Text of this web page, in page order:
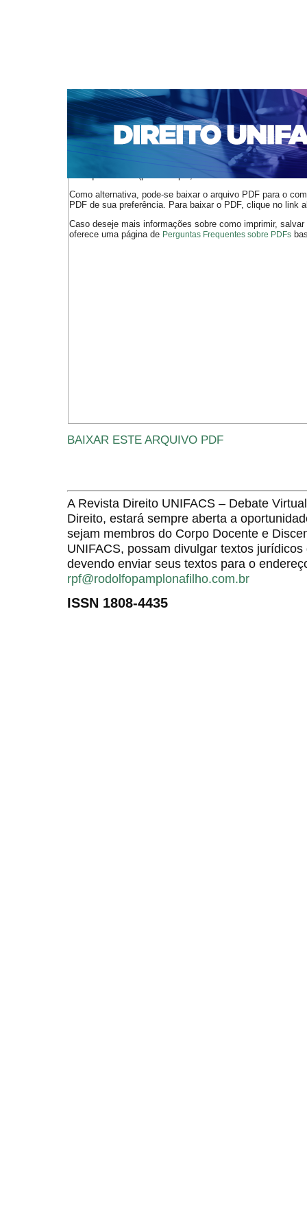
CAPA SOBRE ACESSO CADASTRO
NOTÍCIAS
EDIÇÕES DE Nº 1 A 100 WEBMAIL
Capa>n. 248 (2021) > Martins
O arquivo PDF selecionado deve ser carregado no
de arquivos PDF (por exemplo, uma versão atual do
Como alternativa, pode-se baixar o arquivo PDF para o
PDF de sua preferência. Para baixar o PDF, clique no link
Caso deseje mais informações sobre como imprimir,
oferece uma página de Perguntas Frequentes sobre PDFs
BAIXAR ESTE ARQUIVO PDF
A Revista Direito UNIFACS – Debate
Direito, estará sempre aberta a
sejam membros do Corpo Docente e
UNIFACS, possam divulgar textos
devendo enviar seus textos para o
rpf@rodolfopamplonafilho.com.br
ISSN 1808-4435